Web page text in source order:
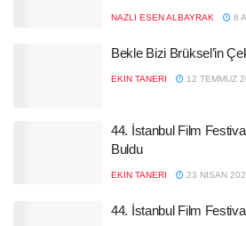
NAZLI ESEN ALBAYRAK 8
Bekle Bizi Brüksel’in
EKIN TANERI 12 TEMMUZ
44. İstanbul Film
Buldu
EKIN TANERI 23 NISAN
44. İstanbul Film